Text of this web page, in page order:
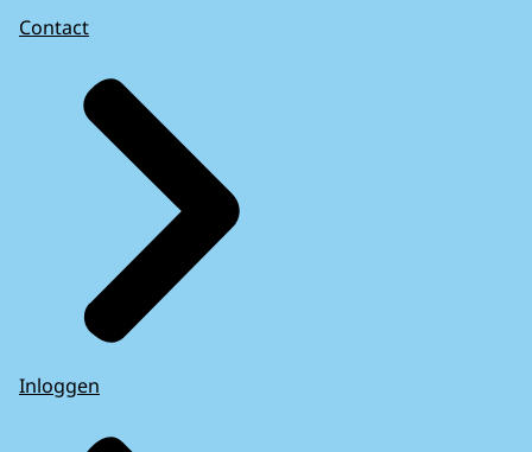
Contact
Inloggen